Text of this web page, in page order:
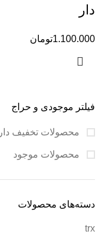
فیلتر موجودی و حراج
محصولات تخفیف دار
محصولات موجود
دسته‌های محصولات
trx
دار
تومان1.100.000